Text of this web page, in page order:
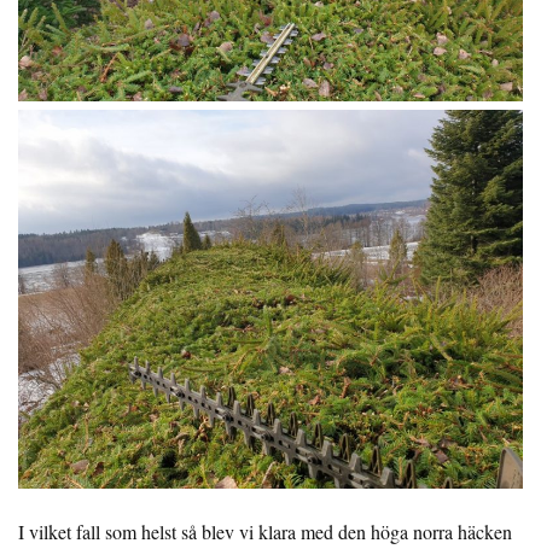
I vilket fall som helst så blev vi klara med den höga norra häcken